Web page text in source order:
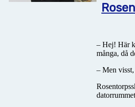
– Hej! Här
många, då
– Men